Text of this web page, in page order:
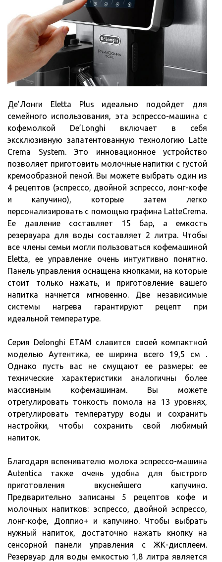
Де’Лонги Eletta Plus идеально подойдет для
семейного использования, эта эспрессо-машина с
кофемолкой De’Longhi включает в себя
эксклюзивную запатентованную технологию Latte
Crema System. Это инновационное устройство
позволяет приготовить молочные напитки с густой
кремообразной пеной. Вы можете выбрать один из
4 рецептов (эспрессо, двойной эспрессо, лонг-кофе
и капучино), которые затем легко
персонализировать с помощью графина LatteCrema.
Ее давление составляет 15 бар, а емкость
резервуара для воды составляет 2 литра. Чтобы
все члены семьи могли пользоваться кофемашиной
Eletta, ее управление очень интуитивно понятно.
Панель управления оснащена кнопками, на которые
стоит только нажать, и приготовление вашего
напитка начнется мгновенно. Две независимые
системы нагрева гарантируют рецепт при
идеальной температуре.
Серия Delonghi ETAM славится своей компактной
моделью Аутентика, ее ширина всего 19,5 см .
Однако пусть вас не смущают ее размеры: ее
технические характеристики аналогичны более
массивным кофемашинам. Вы можете
отрегулировать тонкость помола на 13 уровнях,
отрегулировать температуру воды и сохранить
настройки, чтобы сохранить свой любимый
напиток.
Благодаря вспенивателю молока эспрессо-машина
Autentica также очень удобна для быстрого
приготовления вкуснейшего капучино.
Предварительно записаны 5 рецептов кофе и
молочных напитков: эспрессо, двойной эспрессо,
лонг-кофе, Доппио+ и капучино. Чтобы выбрать
нужный напиток, достаточно нажать кнопку на
сенсорной панели управления с ЖК-дисплеем.
Резервуар для воды емкостью 1,8 литра является